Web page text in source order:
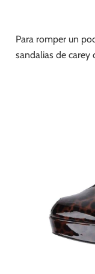
Para romper un
sandalias de carey